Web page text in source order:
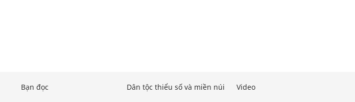
Bạn đọc Dân tộc thiểu số và miền núi Video